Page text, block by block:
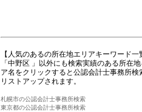
【人気のあるの所在地エリアキーワード一
「中野区 」以外にも検索実績のある所在
ア名をクリックすると公認会計士事務所
リストアップされます。
札幌市の公認会計士事務所検索
東京都の公認会計士事務所検索